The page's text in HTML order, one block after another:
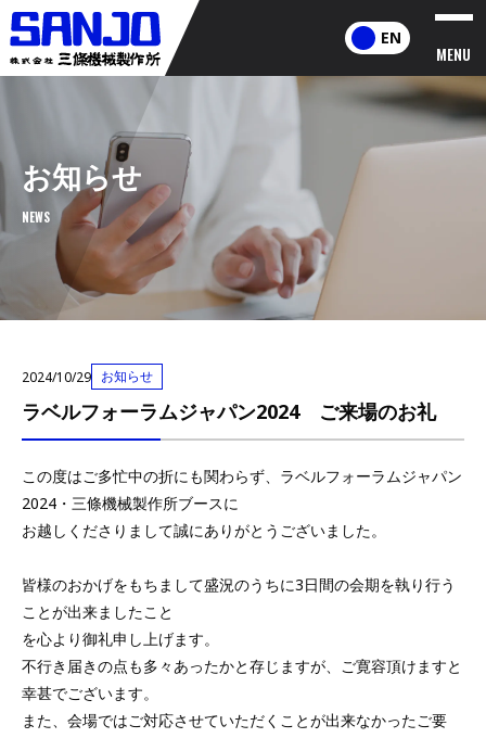
EN
MENU
お知らせ
NEWS
2024/10/29 お知らせ
ラベルフォーラムジャパン2024 ご来場のお礼
この度はご多忙中の折にも関わらず、ラベルフォーラムジャパン
2024・三條機械製作所ブースに
お越しくださりまして誠にありがとうございました。
皆様のおかげをもちまして盛況のうちに3日間の会期を執り行う
ことが出来ましたこと
を心より御礼申し上げます。
不行き届きの点も多々あったかと存じますが、ご寛容頂けますと
幸甚でございます。
また、会場ではご対応させていただくことが出来なかったご要